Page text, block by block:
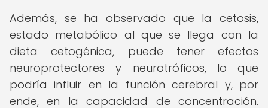
Además, se ha observado que la cetosis,
estado metabólico al que se llega con la
dieta cetogénica, puede tener efectos
neuroprotectores y neurotróficos, lo que
podría influir en la función cerebral y, por
ende, en la capacidad de concentración.